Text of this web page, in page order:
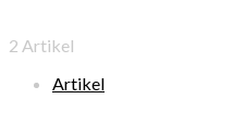
2 Artikel
Artikel